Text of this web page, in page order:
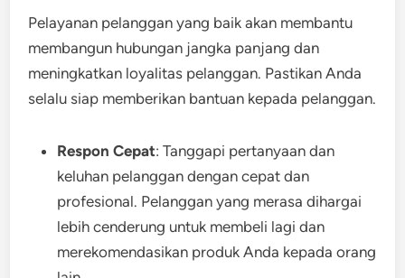
Pelayanan pelanggan yang baik akan membantu
membangun hubungan jangka panjang dan
meningkatkan loyalitas pelanggan. Pastikan Anda
selalu siap memberikan bantuan kepada pelanggan.
Respon Cepat: Tanggapi pertanyaan dan
keluhan pelanggan dengan cepat dan
profesional. Pelanggan yang merasa dihargai
lebih cenderung untuk membeli lagi dan
merekomendasikan produk Anda kepada orang